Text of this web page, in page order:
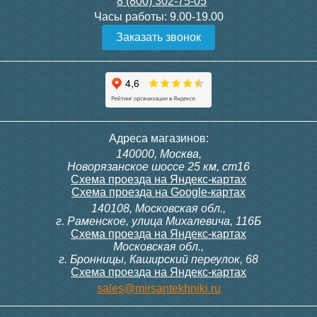
Конвектор ITT.080.200.1300
с решеткой GRILL.SGW-20-
Конвектор ITT.080.200.1000
с решеткой GRILL.SGW-20-
Конвектор ITT.080.200.1000
с решеткой GRILL.SGW-20-
Конвектор ITT.080.200.900 с
решеткой GRILL.SGA-20-
Подробнее Подробнее
3 950
11, 230В (механ.)
6 000
Часы работы: 9.00-19.00
Заказать звонок
Адреса магазинов:
140000, Москва,
Новорязанское шоссе 25 км, ст16
Схема проезда на Яндекс-картах
Схема проезда на Google-картах
140108, Московская обл.,
г. Раменское, улица Михалевича, 116Б
Схема проезда на Яндекс-картах
Московская обл.,
г. Бронницы, Каширский переулок, 68
Схема проезда на Яндекс-картах
sales@mirsantekhniki.ru